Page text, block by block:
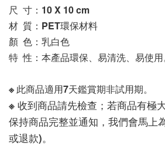
尺  寸：10 X 10 cm
材  質：PET環保材料
顏  色：乳白色
特  性：本產品環保、易清洗、易使用
※ 此商品適用7天鑑賞期非試用期。
※ 收到商品請先檢查；若商品有極
保持商品完整並通知，我們會馬上
或退款)。